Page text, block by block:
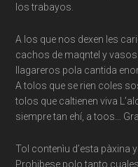
los trabayos.
A los que nos dexen les
cachos de maqntel y
llagareros pola cantida
A tolos que se rien coles
tolos que caltienen viva
siempre tan ehí, a toos…
Tol contenìu d’esta pàxina
Prohibese polo tanto